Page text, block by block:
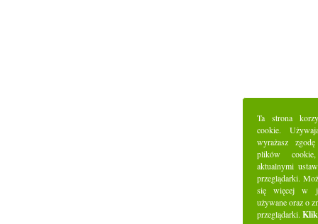
Ta strona
cookie.
wyrażasz
plików
aktualnymi
przeglądarki.
się więcej w
używane oraz o
przeglądarki.